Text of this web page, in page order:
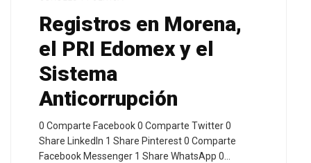
Registros en Morena,
el PRI Edomex y el
Sistema
Anticorrupción
0 Comparte Facebook 0 Comparte Twitter 0
Share LinkedIn 1 Share Pinterest 0 Comparte
Facebook Messenger 1 Share WhatsApp 0…